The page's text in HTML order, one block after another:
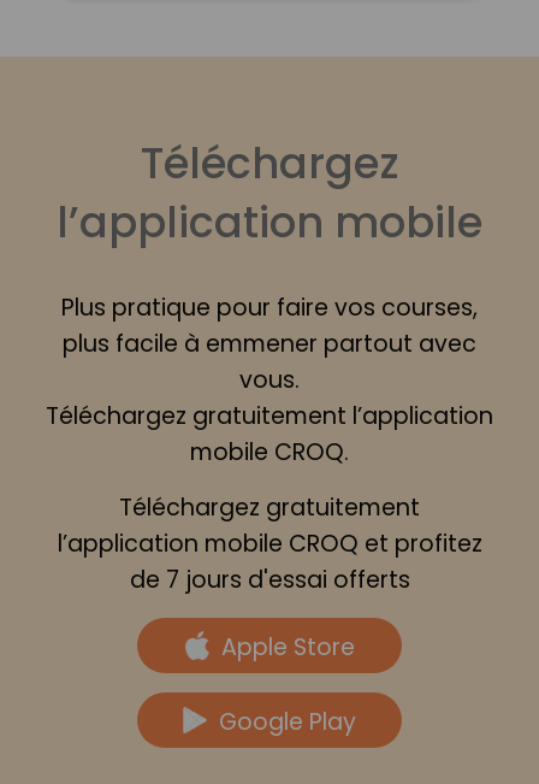
Téléchargez
l’application mobile
Plus pratique pour faire vos courses,
plus facile à emmener partout avec
vous.
Téléchargez gratuitement l’application
mobile CROQ.
Téléchargez gratuitement
l’application mobile CROQ et profitez
de 7 jours d'essai offerts
Apple Store
Google Play